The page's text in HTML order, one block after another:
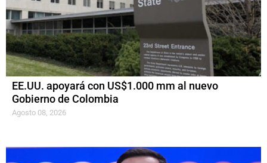
EE.UU. apoyará con US$1.000 mm al nuevo
Gobierno de Colombia
Agosto 08, 2026